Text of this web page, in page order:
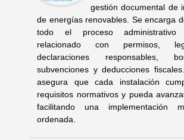
gestión documental de
de energías renovables. Se encarga
todo el proceso
relacionado con permisos,
declaraciones responsables,
subvenciones y deducciones
asegura que cada instalación
requisitos normativos y pueda
facilitando una implementación
ordenada.